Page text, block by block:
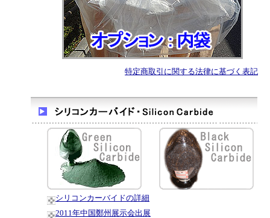
特定商取引に関する法律に基づく表記
シリコンカーバイドの詳細
2011年中国鄭州展示会出展